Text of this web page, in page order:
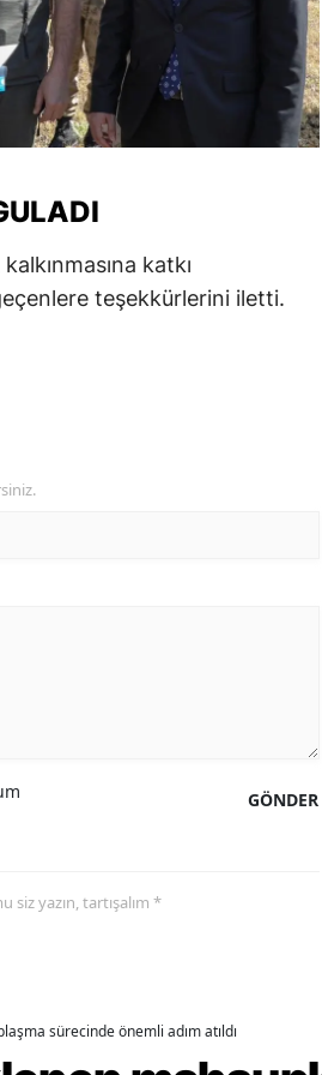
katkı
teşekkürlerini iletti.
GÖNDER
yazın, tartışalım *
sürecinde önemli adım atıldı